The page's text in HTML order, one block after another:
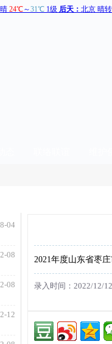
04
08
08
12
2021年度山东省枣
录入时间：2022/12/